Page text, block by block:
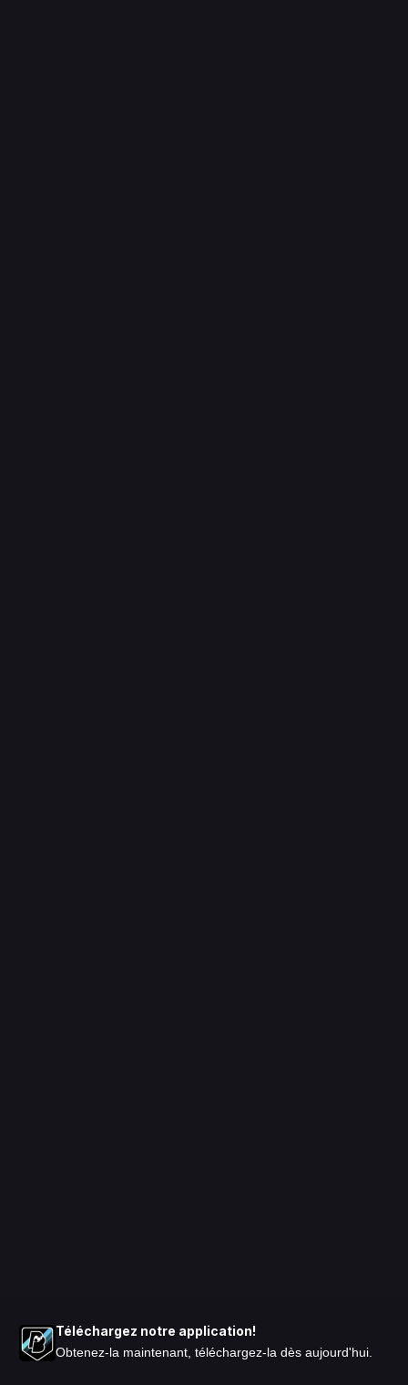
Téléchargez notre application!
Obtenez-la maintenant, téléchargez-la dès aujourd'hui.